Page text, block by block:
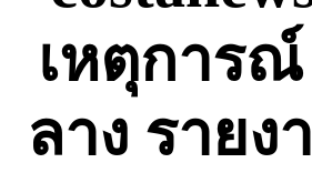
เหตุการณ์
ลาง รายง